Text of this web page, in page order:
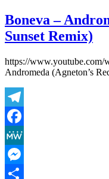
Vader
–
Orbital
Boneva –
Sunset Remix)
https://www.youtube.com/
Andromeda (Agneton’s
Telegram
Facebook
MeWe
Messenger